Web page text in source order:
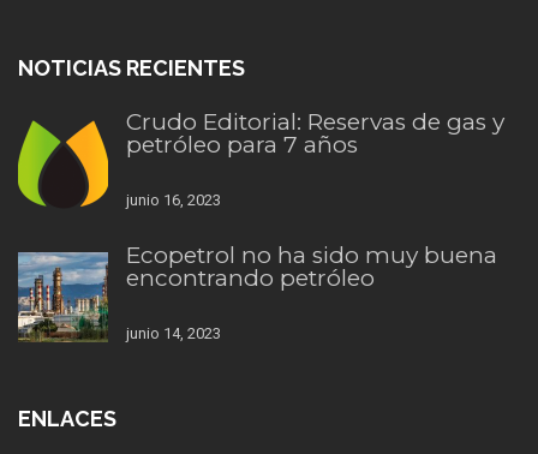
NOTICIAS RECIENTES
Crudo Editorial: Reservas de gas y
petróleo para 7 años
junio 16, 2023
Ecopetrol no ha sido muy buena
encontrando petróleo
junio 14, 2023
ENLACES